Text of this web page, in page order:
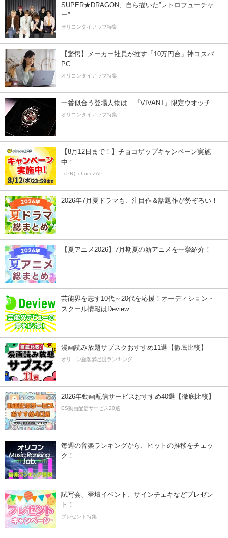
SUPER★DRAGON、自ら描いた”レトロフューチャ
ー”
オリコンタイアップ特集
【驚愕】メーカー社員が推す「10万円台」神コスパ
PC
オリコンタイアップ特集
一番似合う登場人物は…『VIVANT』限定ウオッチ
オリコンタイアップ特集
【8月12日まで！】チョコザップキャンペーン実施
中！
（PR）chocoZAP
2026年7月夏ドラマも、注目作＆話題作が勢ぞろい！
【夏アニメ2026】7月期夏の新アニメを一挙紹介！
芸能界を志す10代～20代を応援！オーディション・
スクール情報はDeview
漫画読み放題サブスクおすすめ11選【徹底比較】
オリコン顧客満足度ランキング
2026年動画配信サービスおすすめ40選【徹底比較】
CS動画配信サービス20選
毎週の音楽ランキングから、ヒットの推移をチェッ
ク！
試写会、登壇イベント、サインチェキなどプレゼン
ト！
プレゼント特集